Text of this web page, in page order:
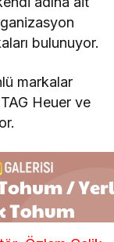
bulunuyor.
markalar
Heuer ve